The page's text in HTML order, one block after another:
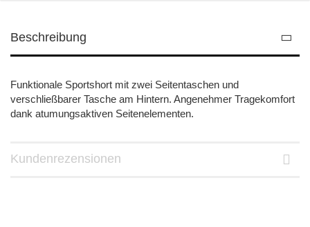
Beschreibung
Funktionale Sportshort mit zwei Seitentaschen und
verschließbarer Tasche am Hintern. Angenehmer Tragekomfort
dank atumungsaktiven Seitenelementen.
Kundenrezensionen